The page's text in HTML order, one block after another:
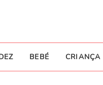
BEBÉ CRIANÇA